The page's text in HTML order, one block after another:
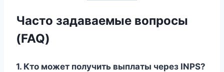
Часто задаваемые вопросы
(FAQ)
1. Кто может получить выплаты через INPS?